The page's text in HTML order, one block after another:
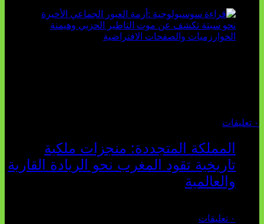
٠ تعليقات
المملكة المتجددة: منجزات ملكية
تاريخية تقود المغرب نحو الريادة القارية
والعالمية
٠ تعليقات